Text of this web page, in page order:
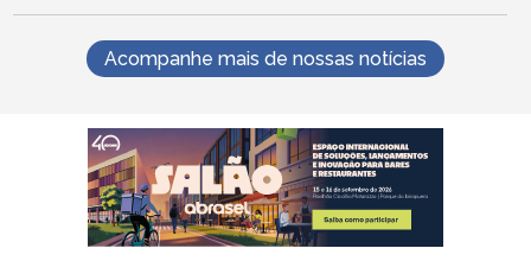
Acompanhe mais de nossas notícias